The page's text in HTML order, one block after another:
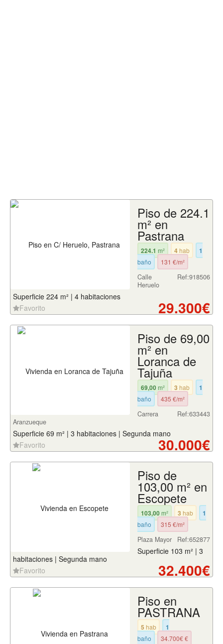
Piso de 224.1
m² en
Pastrana
224.1 m² 4hab 1
baño 131 €/m²
Ref:918506
Calle
Heruelo
Superficie 224 m² | 4 habitaciones
Favorito
29.300€
Piso de 69,00
m² en
Loranca de
Tajuña
69,00m² 3 hab 1
baño 435 €/m²
Ref:633443
Carrera
Aranzueque
Superficie 69 m² | 3 habitaciones | Segunda mano
Favorito
30.000€
Piso de
103,00 m² en
Escopete
103,00m² 3 hab 1
baño 315 €/m²
Ref:652877
Plaza Mayor
Superficie 103 m² | 3
habitaciones | Segunda mano
Favorito
32.400€
Piso en
PASTRANA
5 hab 1
baño 34.700€ €